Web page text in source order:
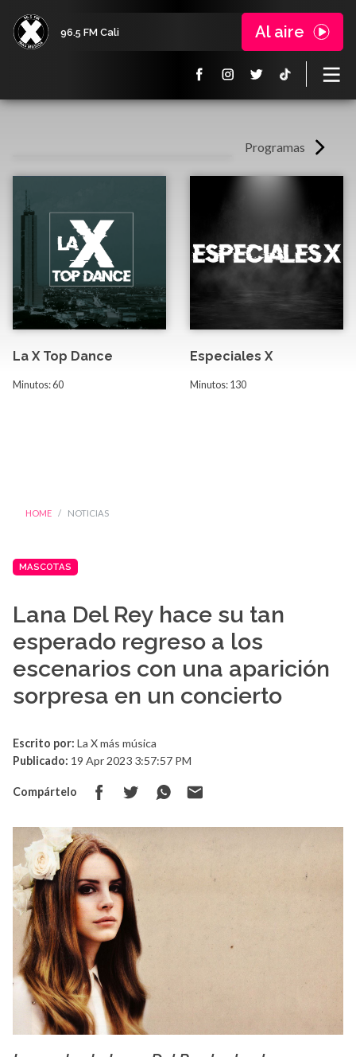
96.5 FM Cali Al aire
Programas
La X Top Dance
Minutos: 60
Especiales X
Minutos: 130
HOME NOTICIAS
MASCOTAS
Lana Del Rey hace su tan
esperado regreso a los
escenarios con una aparición
sorpresa en un concierto
Escrito por: La X más música
Publicado: 19 Apr 2023 3:57:57 PM
Compártelo